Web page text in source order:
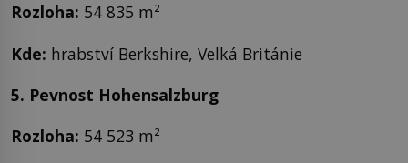
Rozloha: 54 835 m²
Kde: hrabství Berkshire, Velká Británie
5. Pevnost Hohensalzburg
Rozloha: 54 523 m²